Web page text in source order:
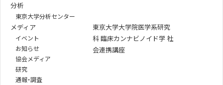
分析
東京大学分析センター
メディア
イベント
お知らせ
協会メディア
研究
通報・調査
東京大学大学院医学系研究
科 臨床カンナビノイド学 社
会連携講座